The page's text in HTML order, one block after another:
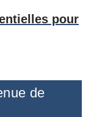
pour
de